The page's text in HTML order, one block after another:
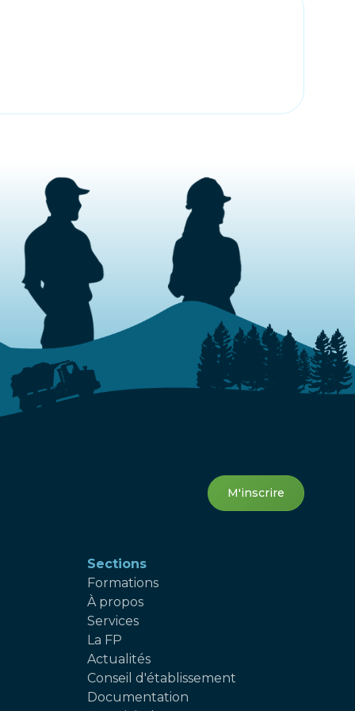
M'inscrire
Sections
Formations
À propos
Services
La FP
Actualités
Conseil d'établissement
Documentation